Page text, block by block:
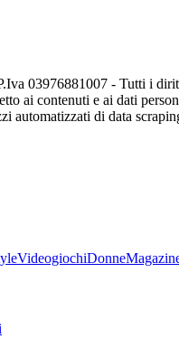
03976881007 - Tutti i
ai contenuti e ai dati
automatizzati di data
VideogiochiDonne